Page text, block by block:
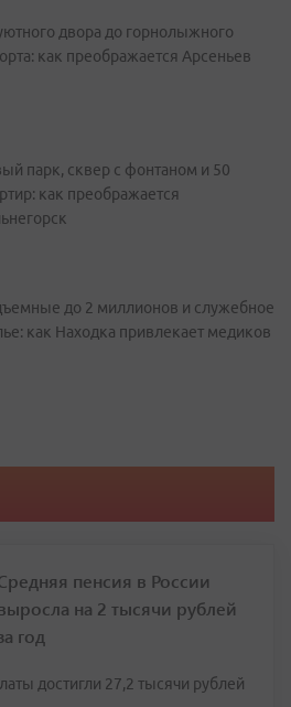
двора до горнолыжного
как преображается Арсеньев
парк, сквер с фонтаном и 50
как преображается
до 2 миллионов и служебное
как Находка привлекает медиков
пенсия в России
на 2 тысячи рублей
год
достигли 27,2 тысячи рублей